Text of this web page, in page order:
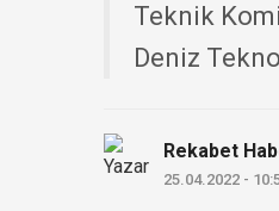
Teknik
Deniz
Rekabet
25.04.2022 -